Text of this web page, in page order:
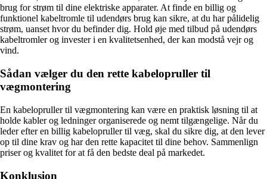
brug for strøm til dine elektriske apparater. At finde en billig og
funktionel kabeltromle til udendørs brug kan sikre, at du har pålidelig
strøm, uanset hvor du befinder dig. Hold øje med tilbud på udendørs
kabeltromler og invester i en kvalitetsenhed, der kan modstå vejr og
vind.
Sådan vælger du den rette kabelopruller til
vægmontering
En kabelopruller til vægmontering kan være en praktisk løsning til at
holde kabler og ledninger organiserede og nemt tilgængelige. Når du
leder efter en billig kabelopruller til væg, skal du sikre dig, at den lever
op til dine krav og har den rette kapacitet til dine behov. Sammenlign
priser og kvalitet for at få den bedste deal på markedet.
Konklusion